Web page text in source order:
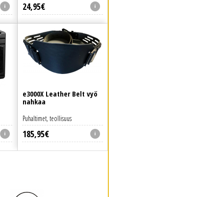
24,95€
e3000X Leather Belt vyö
nahkaa
185,95€
Puhaltimet, teollisuus